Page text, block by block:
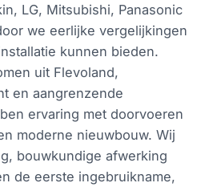
LG, Mitsubishi, Panasonic
we eerlijke vergelijkingen
kunnen bieden.
uit Flevoland,
en aangrenzende
ervaring met doorvoeren
moderne nieuwbouw. Wij
bouwkundige afwerking
de eerste ingebruikname,